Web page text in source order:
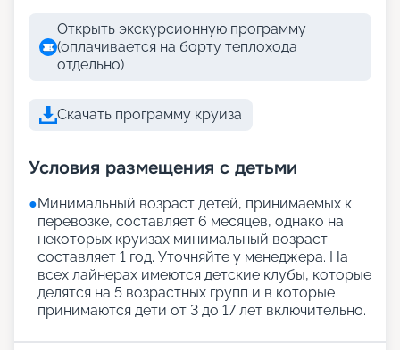
Открыть экскурсионную программу
(оплачивается на борту теплохода
отдельно)
Скачать программу круиза
Условия размещения с детьми
●Минимальный возраст детей, принимаемых к
перевозке, составляет 6 месяцев, однако на
некоторых круизах минимальный возраст
составляет 1 год. Уточняйте у менеджера. На
всех лайнерах имеются детские клубы, которые
делятся на 5 возрастных групп и в которые
принимаются дети от 3 до 17 лет включительно.